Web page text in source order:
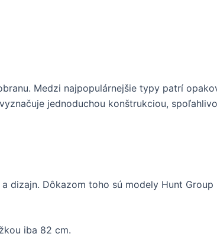
Medzi najpopulárnejšie typy patrí
jednoduchou konštrukciou,
Dôkazom toho sú modely Hunt Group
iba 82 cm.